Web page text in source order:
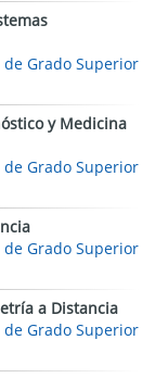
Grado Superior
y Medicina
Grado Superior
Grado Superior
a Distancia
Grado Superior